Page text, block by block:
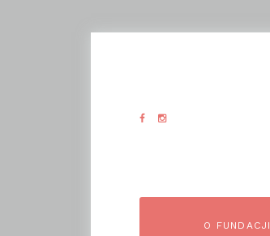
O FUNDACJI